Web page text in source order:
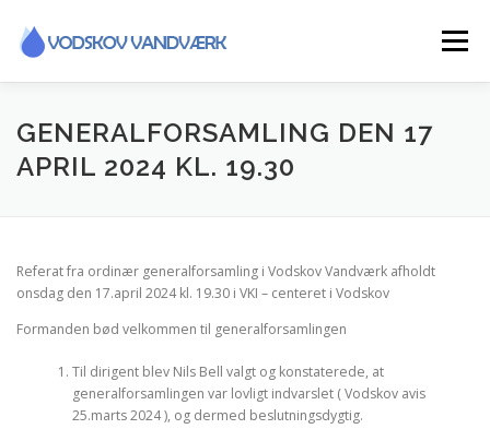
indhold
Menu
INFORMATIONER
FLYTTEAFLÆSNING SMS TJENESTE
GENERALFORSAMLING HISTORIE KONTAKT
GENERALFORSAMLING DEN 17
APRIL 2024 KL. 19.30
Referat fra ordinær generalforsamling i Vodskov Vandværk afholdt
onsdag den 17.april 2024 kl. 19.30 i VKI – centeret i Vodskov
Formanden bød velkommen til generalforsamlingen
Til dirigent blev Nils Bell valgt og konstaterede, at
generalforsamlingen var lovligt indvarslet ( Vodskov avis
25.marts 2024 ), og dermed beslutningsdygtig.